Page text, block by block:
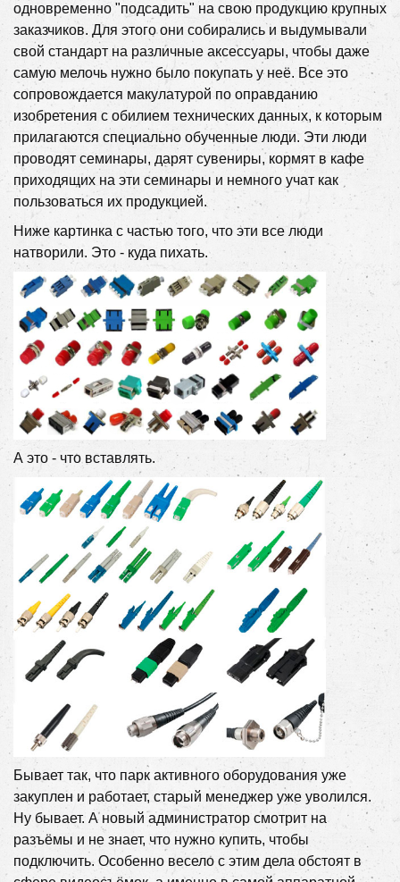
одновременно "подсадить" на свою продукцию крупных
заказчиков. Для этого они собирались и выдумывали
свой стандарт на различные аксессуары, чтобы даже
самую мелочь нужно было покупать у неё. Все это
сопровождается макулатурой по оправданию
изобретения с обилием технических данных, к которым
прилагаются специально обученные люди. Эти люди
проводят семинары, дарят сувениры, кормят в кафе
приходящих на эти семинары и немного учат как
пользоваться их продукцией.
Ниже картинка с частью того, что эти все люди
натворили. Это - куда пихать.
А это - что вставлять.
Бывает так, что парк активного оборудования уже
закуплен и работает, старый менеджер уже уволился.
Ну бывает. А новый администратор смотрит на
разъёмы и не знает, что нужно купить, чтобы
подключить. Особенно весело с этим дела обстоят в